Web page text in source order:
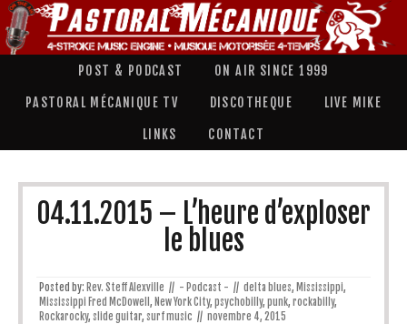
POST & PODCAST ON AIR SINCE 1999
PASTORAL MÉCANIQUE TV DISCOTHEQUE LIVE MIKE
LINKS CONTACT
04.11.2015 – L’heure d’exploser
le blues
Posted by: Rev. Steff Alexville // - Podcast - // delta blues, Mississippi,
Mississippi Fred McDowell , New York City, psychobilly, punk, rockabilly,
Rockarocky, slide guitar, surf music // novembre 4, 2015